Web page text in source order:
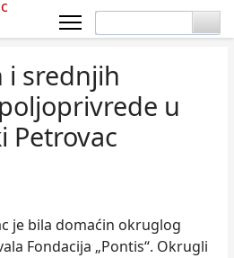
i srednjih
u
Petrovac
je bila domaćin okruglog
Fondacija „Pontis“. Okrugli